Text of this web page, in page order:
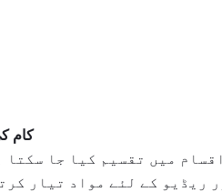
کام
میں تقسیم کیا جا سکتا
ریڈیو کے لئے مواد تیار